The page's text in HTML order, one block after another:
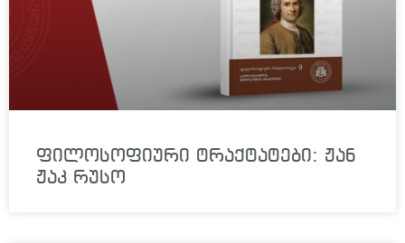
ფილოსოფიური ტრაქტატები: ჟან
ჟაკ რუსო